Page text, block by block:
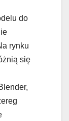
do
rynku
się